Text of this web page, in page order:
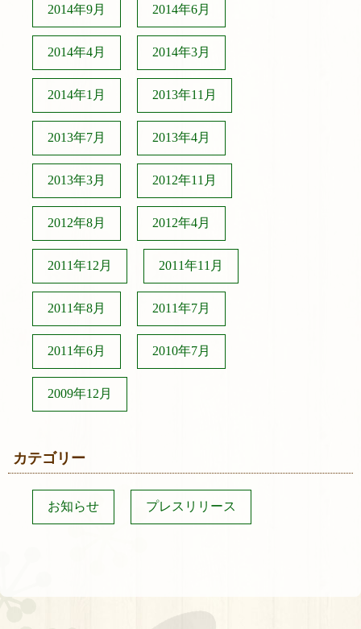
2014年9月 2014年6月
2014年4月 2014年3月
2014年1月 2013年11月
2013年7月 2013年4月
2013年3月 2012年11月
2012年8月 2012年4月
2011年12月 2011年11月
2011年8月 2011年7月
2011年6月 2010年7月
2009年12月
カテゴリー
お知らせ プレスリリース